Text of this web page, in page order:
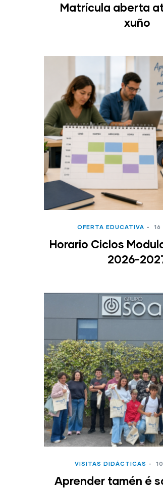
Matrícula aberta
xuño
OFERTA EDUCATIVA - 16
Horario Ciclos
2026-
VISITAS DIDÁCTICAS -
Aprender tamén é